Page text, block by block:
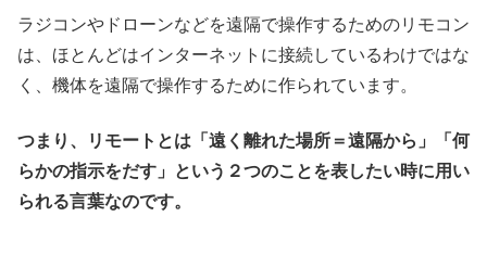
ラジコンやドローンなどを遠隔で操作するためのリモコン
は、ほとんどはインターネットに接続しているわけではな
く、機体を遠隔で操作するために作られています。
つまり、リモートとは「遠く離れた場所＝遠隔から」「何
らかの指示をだす」という２つのことを表したい時に用い
られる言葉なのです。